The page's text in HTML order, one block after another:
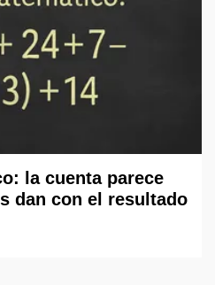
la cuenta parece
dan con el resultado